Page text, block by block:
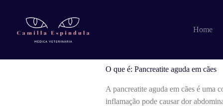
conteúdo
Home
O que é:
O que é: Pancreatite aguda em cães
A pancreatite aguda em cães é uma
inflamação pode causar dor